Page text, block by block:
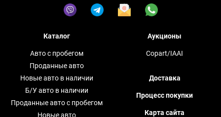
Каталог
Авто с пробегом
Проданные авто
Новые авто в наличии
Б/У авто в наличии
Проданные авто с пробегом
Новые авто
Аукционы
Copart/IAAI
Доставка
Процесс покупки
Карта сайта